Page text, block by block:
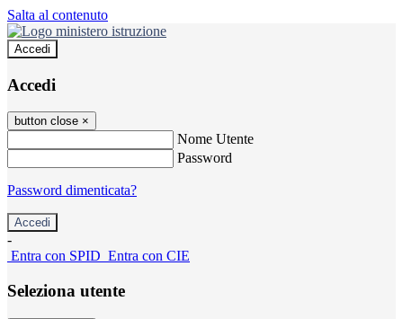
Salta al contenuto
Accedi
Accedi
button close ×
Nome Utente
Password
Password dimenticata?
-
Entra con SPID Entra con CIE
Seleziona utente